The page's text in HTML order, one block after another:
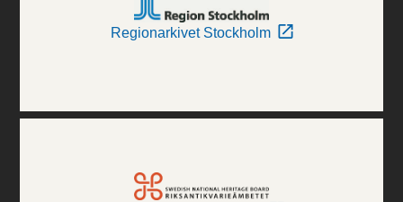
Regionarkivet Stockholm